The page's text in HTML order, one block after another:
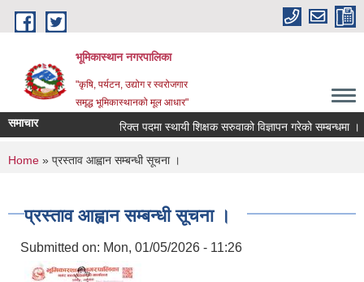
Skip to main content
भूमिकास्थान नगरपालिका
"कृषि, पर्यटन, उद्योग र स्वरोजगार
समृद्ध भूमिकास्थानको मूल आधार"
समाचार रिक्त पदमा स्थायी शिक्षक सरुवाको विज्ञापन गरेको सम्बन्धमा ।
You are here
Home » प्रस्ताव आह्वान सम्बन्धी सूचना ।
प्रस्ताव आह्वान सम्बन्धी सूचना ।
Submitted on: Mon, 01/05/2026 - 11:26